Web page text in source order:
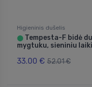
Higieninis dušelis
⬤ Tempesta-F bidė
mygtuku, sieniniu
33.00 € 52.01 €